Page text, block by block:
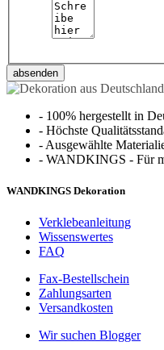
absenden
- 100% hergestellt in
- Höchste
- Ausgewählte
- WANDKINGS - Für
WANDKINGS Dekoration
Verklebeanleitung
Wissenswertes
FAQ
Fax-Bestellschein
Zahlungsarten
Versandkosten
Wir suchen Blogger